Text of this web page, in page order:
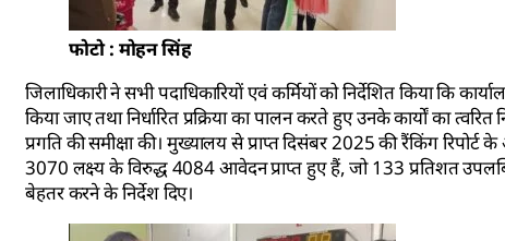
फोटो : मोहन सिंह
जिलाधिकारी ने सभी पदाधिकारियों एवं कर्मियों को निर्देशित किया
किया जाए तथा निर्धारित प्रक्रिया का पालन करते हुए उनके कार्यों का
प्रगति की समीक्षा की। मुख्यालय से प्राप्त दिसंबर 2025 की रैंकिंग रिपोर्ट
3070 लक्ष्य के विरुद्ध 4084 आवेदन प्राप्त हुए हैं, जो 133 प्रतिशत
बेहतर करने के निर्देश दिए।